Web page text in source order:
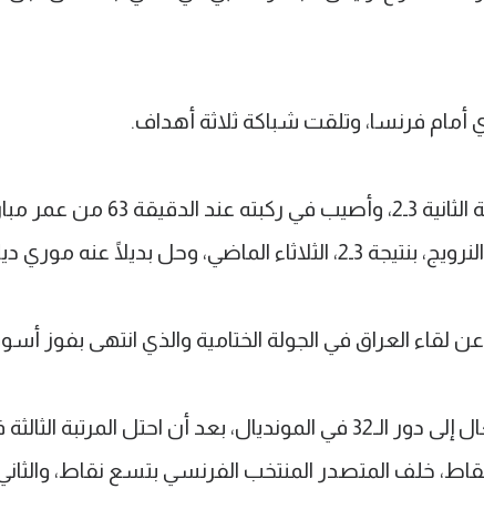
فرنسا، وتلقت شباكة ثلاثة أهداف.
وفي المواجهة الثانية 3ـ2،
الماضي، وحل بديلًا عنه موري دياو.
العراق في الجولة الختامية والذي انتهى بفوز أسود
وتأهل السنغال إلى دور الـ32 في المونديال، بعد أن احتل
خلف المتصدر المنتخب الفرنسي بتسع نقاط،